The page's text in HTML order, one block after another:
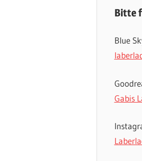
Bitte
Blue
Gabis